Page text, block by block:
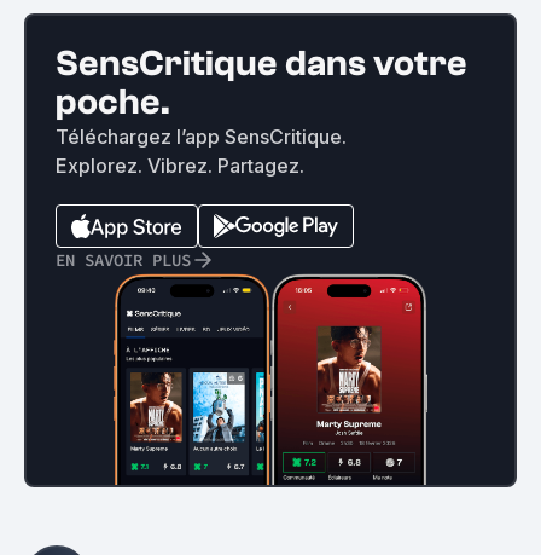
SensCritique dans votre
poche.
Téléchargez l’app SensCritique.
Explorez. Vibrez. Partagez.
EN SAVOIR PLUS